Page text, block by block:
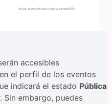
accesibles
el perfil de los eventos
indicará el estado Pública
Sin embargo, puedes